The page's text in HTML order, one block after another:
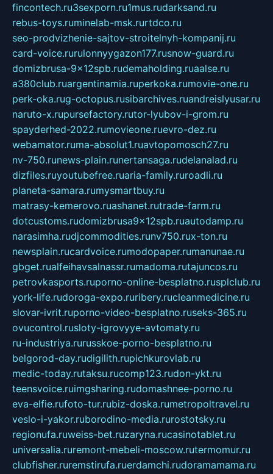
fincontech.ru3sexporn.ru1mus.rudarksand.ru
rebus-toys.ruminelab-msk.rurtdco.ru
seo-prodvizhenie-sajtov-stroitelnyh-kompanij.ru
card-voice.rurulonnyygazon177.rusnow-guard.ru
domizbrusa-9x12spb.rudemaholding.ruaalse.ru
a380club.ruargentinamia.ruperkoka.rumovie-one.ru
perk-oka.rug-octopus.rusibarchives.ruandreislyusar.ru
naruto-x.rupursefactory.rutor-lyubov-i-grom.ru
spayderhed-2022.rumovieone.ruevro-dez.ru
webamator.ruma-absolut1.ruavtopomosch27.ru
nv-750.runews-plain.runertansaga.rudelanalad.ru
dizfiles.ruyoutubefree.ruaria-family.ruroadli.ru
planeta-samara.rumysmartbuy.ru
matrasy-kemerovo.ruashanet.rutrade-farm.ru
dotcustoms.rudomizbrusa9x12spb.ruautodamp.ru
narasimha.rudjcommodities.runv750.rux-ton.ru
newsplain.rucardvoice.rumodopaper.rumanunae.ru
gbget.rualfeihavsalnassr.rumadoma.rutajuncos.ru
petrovkasports.ruporno-online-besplatno.rusplclub.ru
york-life.rudoroga-expo.ruribery.rucleanmedicine.ru
slovar-ivrit.ruporno-video-besplatno.ruseks-365.ru
ovucontrol.rusloty-igrovyye-avtomaty.ru
ru-industriya.rurusskoe-porno-besplatno.ru
belgorod-day.rudigilith.rupichkurovlab.ru
medic-today.rutaksu.rucomp123.rudon-ykt.ru
teensvoice.ruimgsharing.rudomashnee-porno.ru
eva-elfie.rufoto-tur.rubiz-doska.rumetropoltravel.ru
veslo-i-yakor.ruborodino-media.rurostotsky.ru
regionufa.ruweiss-bet.ruzaryna.rucasinotablet.ru
universalia.ruremont-mebeli-moscow.rutermomur.ru
clubfisher.ruremstirufa.ruerdamchi.rudoramamama.ru